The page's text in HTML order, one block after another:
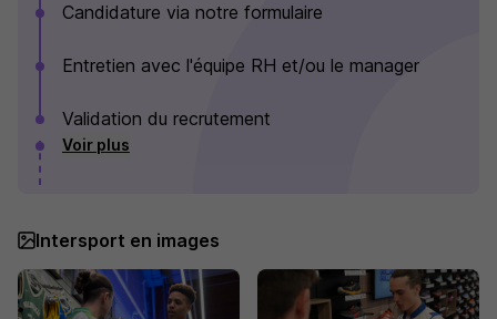
Candidature via notre formulaire
Entretien avec l'équipe RH et/ou le manager
Validation du recrutement
Voir plus
Intersport en images